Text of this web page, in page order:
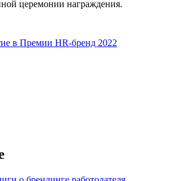
церемонии награждения.
в Премии HR-бренд 2022